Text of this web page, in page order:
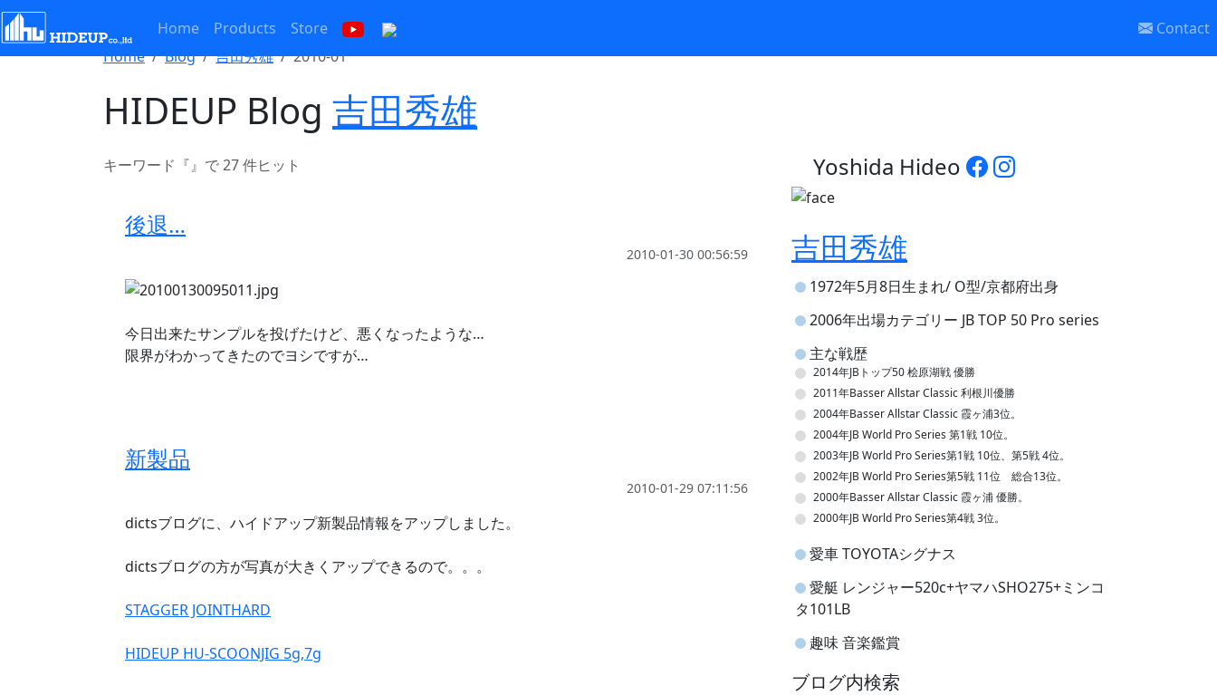
Home Products Store Contact
Home Blog 吉田秀雄 2010-01
HIDEUP Blog 吉田秀雄
キーワード『』で 27 件ヒット
後退…
2010-01-30 00:56:59
今日出来たサンプルを投げたけど、悪くなったような…
限界がわかってきたのでヨシですが…
新製品
2010-01-29 07:11:56
dictsブログに、ハイドアップ新製品情報をアップしました。
dictsブログの方が写真が大きくアップできるので。。。
STAGGER JOINTHARD
HIDEUP HU-SCOONJIG 5g,7g
Yoshida Hideo
吉田秀雄
1972年5月8日生まれ/ O型/京都府出身
2006年出場カテゴリー JB TOP 50 Pro series
主な戦歴
2014年JBトップ50 桧原湖戦 優勝
2011年Basser Allstar Classic 利根川優勝
2004年Basser Allstar Classic 霞ヶ浦3位。
2004年JB World Pro Series 第1戦 10位。
2003年JB World Pro Series第1戦 10位、第5戦 4位。
2002年JB World Pro Series第5戦 11位 総合13位。
2000年Basser Allstar Classic 霞ヶ浦 優勝。
2000年JB World Pro Series第4戦 3位。
愛車 TOYOTAシグナス
愛艇 レンジャー520c+ヤマハSHO275+ミンコ
タ101LB
趣味 音楽鑑賞
ブログ内検索